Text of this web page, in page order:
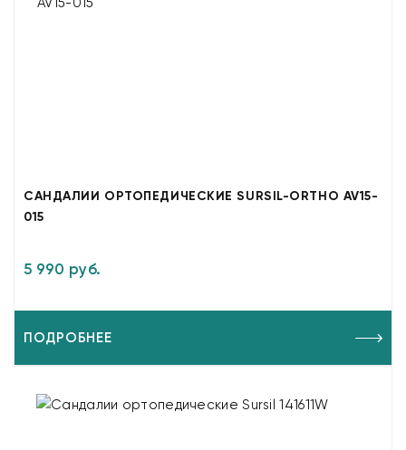
САНДАЛИИ ОРТОПЕДИЧЕСКИЕ SURSIL-ORTHO AV15-
015
5 990 руб.
ПОДРОБНЕЕ